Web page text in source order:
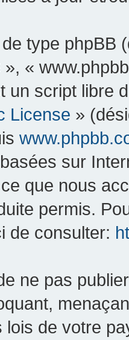
type phpBB
«
un script libre
License »
sur
que nous
permis.
de consulter:
ne pas
de votre